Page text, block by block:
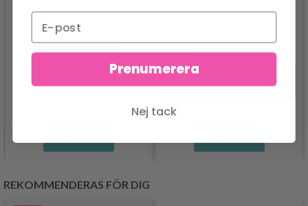
DROPS MUSKAT
24.95 SEK
24.95 SEK
Erbjudandet upphör
31/08/2026
REKOMMENDERAS FÖR DIG
Prenumerera
Nej tack